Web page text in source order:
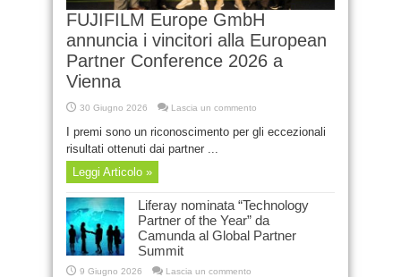
FUJIFILM Europe GmbH
annuncia i vincitori alla European
Partner Conference 2026 a
Vienna
30 Giugno 2026 Lascia un commento
I premi sono un riconoscimento per gli eccezionali
risultati ottenuti dai partner ...
Leggi Articolo »
Liferay nominata “Technology
Partner of the Year” da
Camunda al Global Partner
Summit
9 Giugno 2026 Lascia un commento